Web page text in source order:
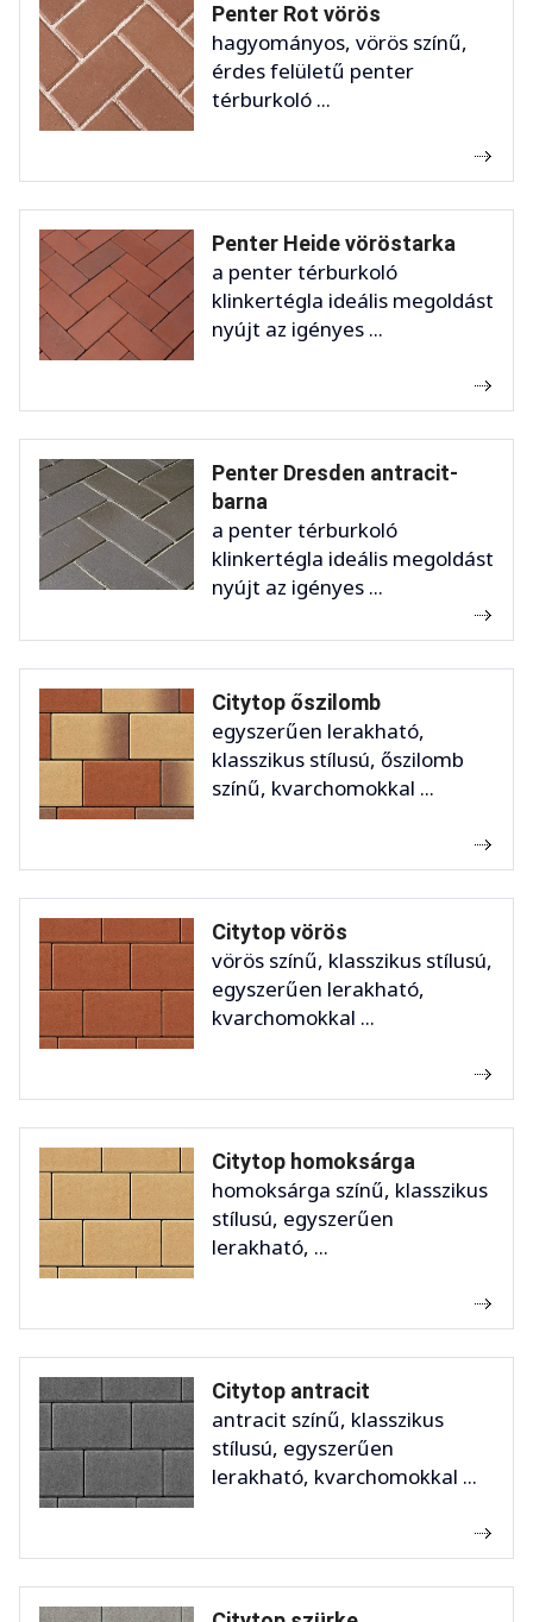
Penter Rot vörös
hagyományos, vörös színű,
érdes felületű penter
térburkoló ...
Penter Heide vöröstarka
a penter térburkoló
klinkertégla ideális megoldást
nyújt az igényes ...
Penter Dresden antracit-
barna
a penter térburkoló
klinkertégla ideális megoldást
nyújt az igényes ...
Citytop őszilomb
egyszerűen lerakható,
klasszikus stílusú, őszilomb
színű, kvarchomokkal ...
Citytop vörös
vörös színű, klasszikus stílusú,
egyszerűen lerakható,
kvarchomokkal ...
Citytop homoksárga
homoksárga színű, klasszikus
stílusú, egyszerűen
lerakható, ...
Citytop antracit
antracit színű, klasszikus
stílusú, egyszerűen
lerakható, kvarchomokkal ...